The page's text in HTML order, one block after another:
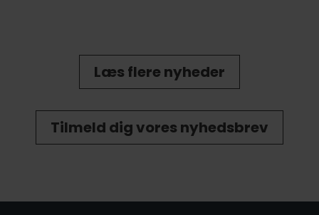
Læs flere nyheder
Tilmeld dig vores nyhedsbrev